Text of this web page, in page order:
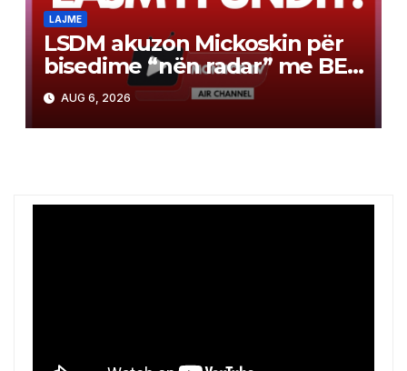
LAJME
LSDM akuzon Mickoskin për
bisedime “nën radar” me BE-
nëAUG 6, 2026